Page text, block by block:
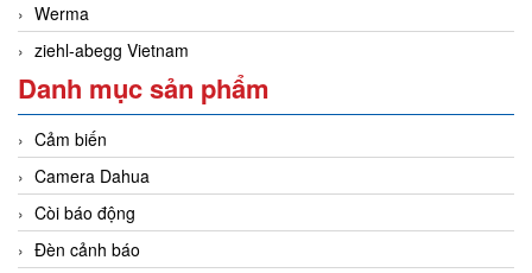
Werma
ziehl-abegg Vietnam
Danh mục sản phẩm
Cảm biến
Camera Dahua
Còi báo động
Đèn cảnh báo